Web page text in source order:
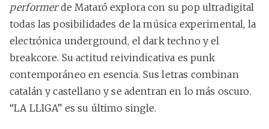
performerde Mataró explora con su pop ultradigital
todas las posibilidades de la música experimental, la
electrónica underground, el dark techno y el
breakcore. Su actitud reivindicativa es punk
contemporáneo en esencia. Sus letras combinan
catalán y castellano y se adentran en lo más oscuro.
“LA LLIGA” es su último single.